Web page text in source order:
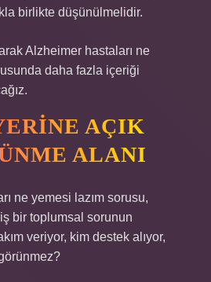
birlikte düşünülmelidir.
Alzheimer hastaları ne
daha fazla içeriği
AÇIK
ALANI
ne yemesi lazım sorusu,
bir toplumsal sorunun
veriyor, kim destek alıyor,